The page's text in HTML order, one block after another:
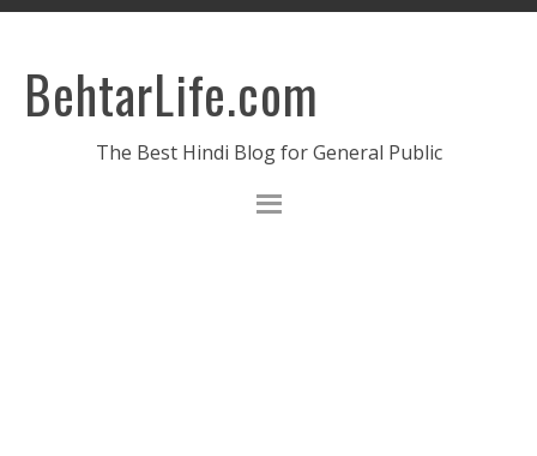
BehtarLife.com
The Best Hindi Blog for General Public